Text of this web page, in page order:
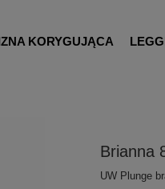
KORYGUJĄCA
Brianna
UW Plunge